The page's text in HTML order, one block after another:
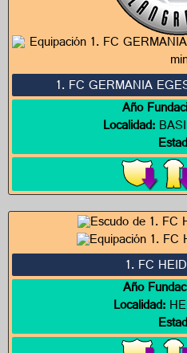
1. FC GERMANIA
Año
Localidad:
1. FC
Año
Localidad: